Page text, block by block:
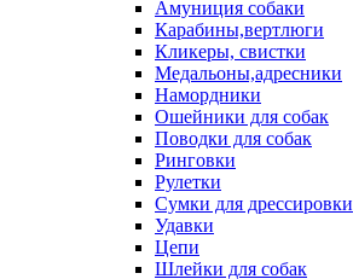
Амуниция собаки
Карабины,вертлюги
Кликеры, свистки
Медальоны,адресники
Намордники
Ошейники для собак
Поводки для собак
Ринговки
Рулетки
Сумки для дрессировки
Удавки
Цепи
Шлейки для собак